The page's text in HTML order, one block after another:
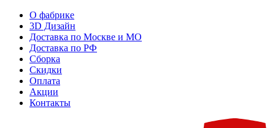
О фабрике
3D Дизайн
Доставка по Москве и МО
Доставка по РФ
Сборка
Скидки
Оплата
Акции
Контакты